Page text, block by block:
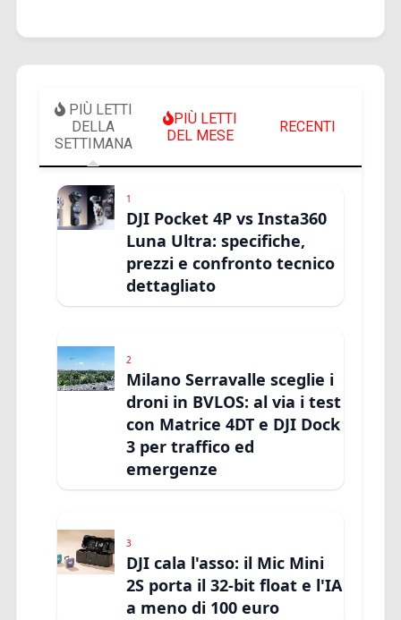
PIÙ LETTI
DELLA
SETTIMANA
PIÙ LETTI
DEL MESE
RECENTI
1
DJI Pocket 4P vs Insta360
Luna Ultra: specifiche,
prezzi e confronto tecnico
dettagliato
2
Milano Serravalle sceglie i
droni in BVLOS: al via i test
con Matrice 4DT e DJI Dock
3 per traffico ed
emergenze
3
DJI cala l'asso: il Mic Mini
2S porta il 32-bit float e l'IA
a meno di 100 euro